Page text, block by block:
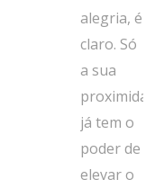
alegria, é
claro. Só
a sua
proximidade
já tem o
poder de
elevar o